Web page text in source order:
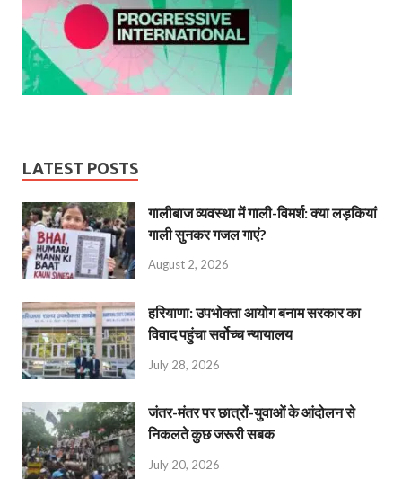
LATEST POSTS
गालीबाज व्‍यवस्‍था में गाली-विमर्श: क्या लड़कियां
गाली सुनकर गजल गाएं?
August 2, 2026
हरियाणा: उपभोक्ता आयोग बनाम सरकार का
विवाद पहुंचा सर्वोच्च न्यायालय
July 28, 2026
जंतर-मंतर पर छात्रों-युवाओं के आंदोलन से
निकलते कुछ जरूरी सबक
July 20, 2026